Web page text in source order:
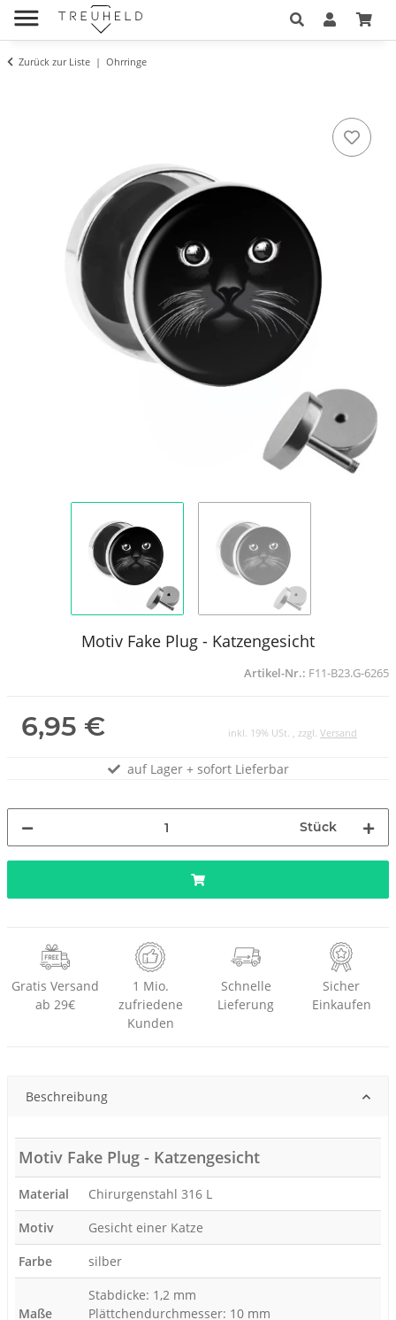
Zurück zur Liste Ohrringe
Motiv Fake Plug - Katzengesicht
Artikel-Nr.: F11-B23.G-6265
6,95 € inkl. 19% USt. , zzgl. Versand
auf Lager + sofort Lieferbar
Stück
Gratis Versand
ab 29€
1 Mio.
zufriedene
Kunden
Schnelle
Lieferung
Sicher
Einkaufen
Beschreibung
Motiv Fake Plug - Katzengesicht
Material
Chirurgenstahl 316 L
Motiv
Gesicht einer Katze
Farbe
silber
Maße
Stabdicke: 1,2 mm
Plättchendurchmesser: 10 mm